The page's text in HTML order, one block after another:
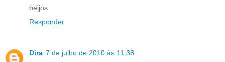
beijos
Responder
Dira 7 de julho de 2010 às 11:38